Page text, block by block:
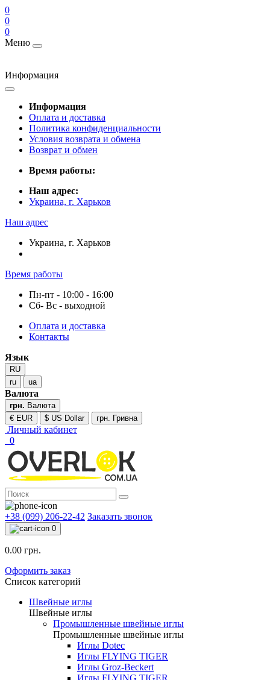
0
0
0
Меню
Информация
Информация
Оплата и доставка
Политика конфиденциальности
Условия возврата и обмена
Возврат и обмен
Время работы:
Наш адрес:
Украина, г. Харьков
Наш адрес
Украина, г. Харьков
Время работы
Пн-пт - 10:00 - 16:00
Сб- Вс - выходной
Оплата и доставка
Контакты
Язык
RU
ru
ua
Валюта
грн. Валюта
€ EUR
$ US Dollar грн. Гривна
Личный кабинет
0
+38 (099) 206-22-42 Заказать звонок
0
0.00 грн.
Оформить заказ
Список категорий
Швейные иглы
Швейные иглы
Промышленные швейные иглы
Промышленные швейные иглы
Иглы Dotec
Иглы FLYING TIGER
Иглы Groz-Beckert
Иглы FLYING TIGER